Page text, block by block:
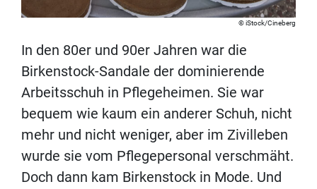
iStock/Cineberg
In den 80er und 90er Jahren war die
Birkenstock-Sandale der dominierende
Arbeitsschuh in Pflegeheimen. Sie war
bequem wie kaum ein anderer Schuh, nicht
mehr und nicht weniger, aber im Zivilleben
wurde sie vom Pflegepersonal verschmäht.
Doch dann kam Birkenstock in Mode. Und